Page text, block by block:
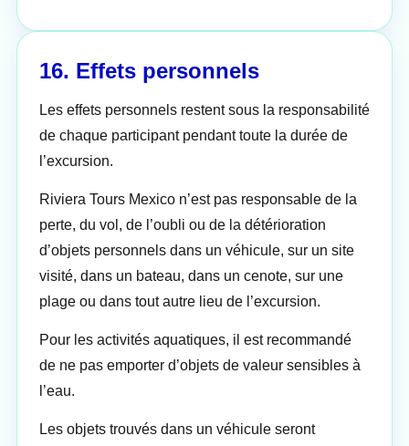
16. Effets personnels
Les effets personnels restent sous la responsabilité
de chaque participant pendant toute la durée de
l’excursion.
Riviera Tours Mexico n’est pas responsable de la
perte, du vol, de l’oubli ou de la détérioration
d’objets personnels dans un véhicule, sur un site
visité, dans un bateau, dans un cenote, sur une
plage ou dans tout autre lieu de l’excursion.
Pour les activités aquatiques, il est recommandé
de ne pas emporter d’objets de valeur sensibles à
l’eau.
Les objets trouvés dans un véhicule seront